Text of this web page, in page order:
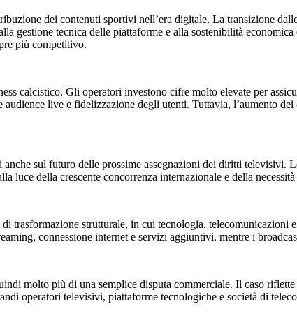
dei contenuti sportivi nell’era digitale. La transizione
gestione tecnica delle piattaforme e alla sostenibilità
più competitivo.
calcistico. Gli operatori investono cifre molto elevate per
live e fidelizzazione degli utenti. Tuttavia, l’aumento
sul futuro delle prossime assegnazioni dei diritti televisivi.
luce della crescente concorrenza internazionale e della
trasformazione strutturale, in cui tecnologia,
connessione internet e servizi aggiuntivi, mentre i
molto più di una semplice disputa commerciale. Il caso
operatori televisivi, piattaforme tecnologiche e società di